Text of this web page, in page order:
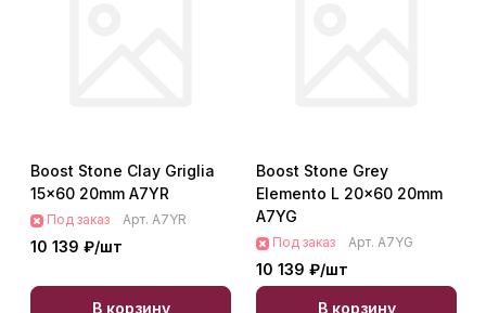
Boost Stone Clay Griglia
15x60 20mm A7YR
Под заказ Арт. A7YR
10 139 ₽/шт
В корзину
Boost Stone Grey
Elemento L 20x60 20mm
A7YG
Под заказ Арт. A7YG
10 139 ₽/шт
В корзину